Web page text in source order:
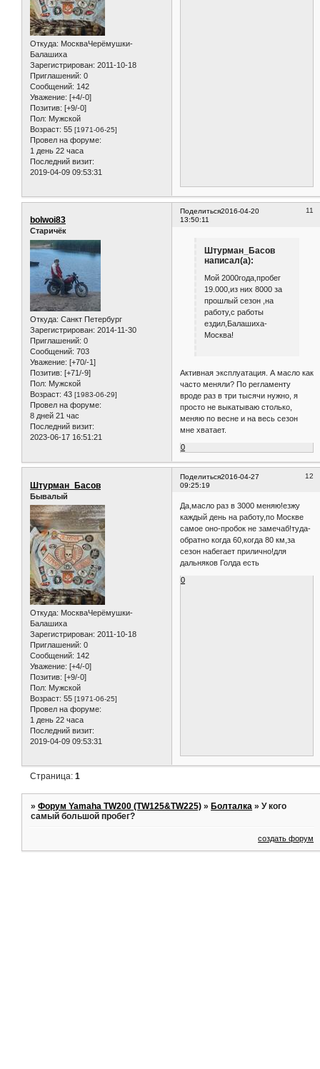
Откуда: МоскваЧерёмушки-
Балашиха
Зарегистрирован: 2011-10-18
Приглашений: 0
Сообщений: 142
Уважение: [+4/-0]
Позитив: [+9/-0]
Пол: Мужской
Возраст: 55 [1971-06-25]
Провел на форуме:
1 день 22 часа
Последний визит:
2019-04-09 09:53:31
Поделиться 11
2016-04-20
13:50:11
bolwoi83
Старичёк
Откуда: Санкт Петербург
Зарегистрирован: 2014-11-30
Приглашений: 0
Сообщений: 703
Уважение: [+70/-1]
Позитив: [+71/-9]
Пол: Мужской
Возраст: 43 [1983-06-29]
Провел на форуме:
8 дней 21 час
Последний визит:
2023-06-17 16:51:21
Штурман_Басов
написал(а):
Мой 2000года,пробег
19.000,из них 8000 за
прошлый сезон ,на
работу,с работы
ездил,Балашиха-
Москва!
Активная эксплуатация. А масло как
часто меняли? По регламенту
вроде раз в три тысячи нужно, я
просто не выкатываю столько,
меняю по весне и на весь сезон
мне хватает.
0
Поделиться 12
2016-04-27
09:25:19
Штурман_Басов
Бывалый
Откуда: МоскваЧерёмушки-
Балашиха
Зарегистрирован: 2011-10-18
Приглашений: 0
Сообщений: 142
Уважение: [+4/-0]
Позитив: [+9/-0]
Пол: Мужской
Возраст: 55 [1971-06-25]
Провел на форуме:
1 день 22 часа
Последний визит:
2019-04-09 09:53:31
Да,масло раз в 3000 меняю!езжу
каждый день на работу,по Москве
самое оно-пробок не замечаб!туда-
обратно когда 60,когда 80 км,за
сезон набегает прилично!для
дальняков Голда есть
0
Страница:1
»Форум Yamaha TW200 (TW125&TW225) »Болталка »У кого
самый большой пробег?
создать форум